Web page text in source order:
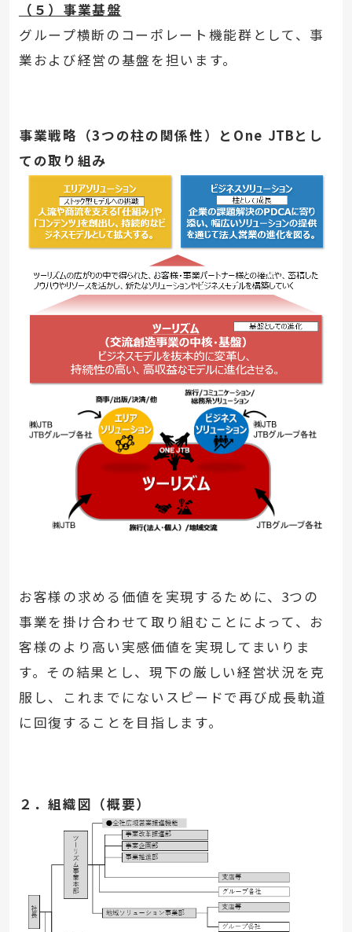
（５）事業基盤
グループ横断のコーポレート機能群として、事
業および経営の基盤を担います。
事業戦略（3つの柱の関係性）とOne JTBとし
ての取り組み
お客様の求める価値を実現するために、 3つの
事業を掛け合わせて取り組むことによって、お
客様のより高い実感価値を実現してまいりま
す。その結果とし、現下の厳しい経営状況を克
服し、これまでにないスピードで再び成長軌道
に回復することを目指します。
２．組織図（概要）